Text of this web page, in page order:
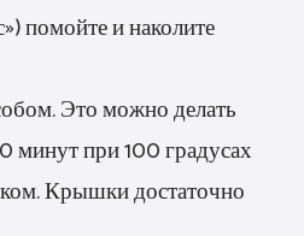
помойте и наколите
Это можно делать
минут при 100 градусах
Крышки достаточно